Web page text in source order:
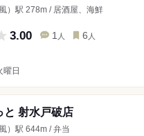
）駅 278m / 居酒屋、海鮮
3.00 1 人 6 人
曜日
と 射水戸破店
）駅 644m / 弁当